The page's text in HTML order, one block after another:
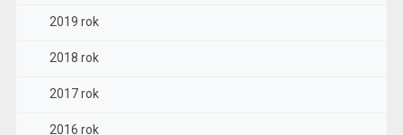
2019 rok
2018 rok
2017 rok
2016 rok